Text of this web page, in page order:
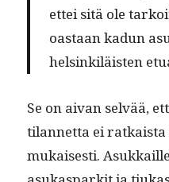
ettei sitä ole
oas­taan kadun
helsinkiläis­ten
Se on aivan selvää,
tilan­net­ta ei ratkaista
mukaises­ti.